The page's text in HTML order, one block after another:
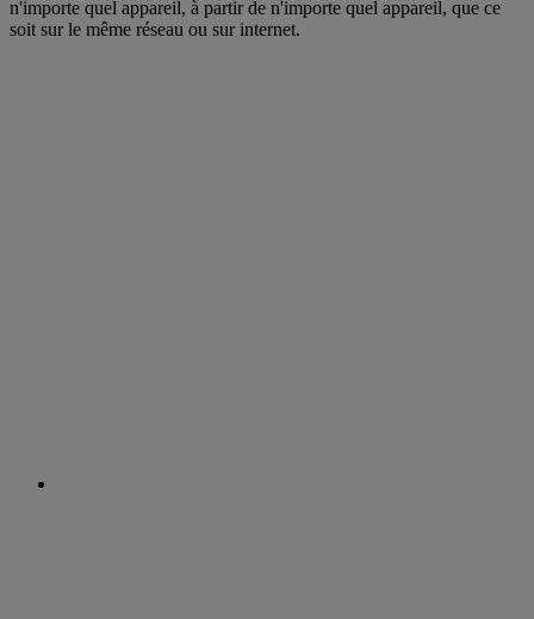
n'importe quel appareil, à partir de n'importe quel appareil, que ce
soit sur le même réseau ou sur internet.